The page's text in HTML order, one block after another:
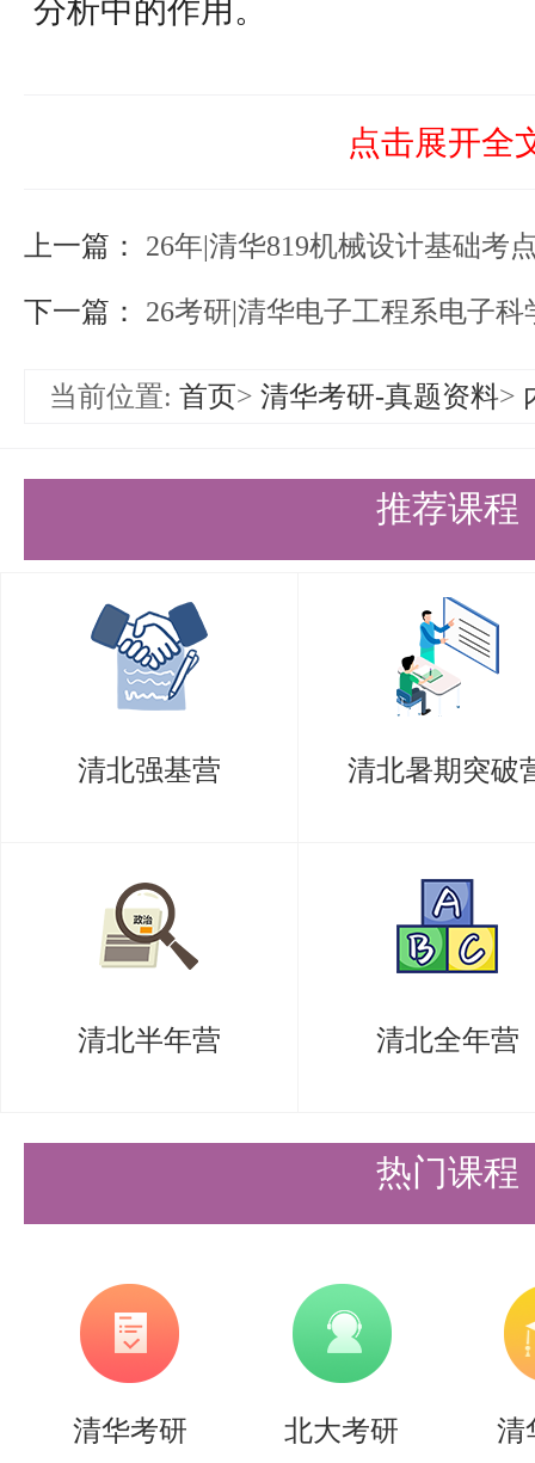
分析中的作用。
极点分析系统时域和频域特性的
1. 矢量分析与场论
矢量概念与运算：掌握矢量的基
义、性质及恒等式。
积分定理。
正交曲线坐标系与场的唯一性定
（如直角坐标、柱坐标、球坐标
2. 电磁场的基本规律
本规律。
电流与磁场：理解电荷守恒定律
流与磁场的基本规律。
电流（麦克斯韦-安培定律）及麦
3. 静电场与静磁场
电势与电势的微分方程：掌握电
微分方程。
点击展开全
上一篇： 26年|清华819机械设计基础考
下一篇： 26考研|清华电子工程系电子
当前位置: 首页> 清华考研-真题资料>
推荐课程
清北强基营 清北暑期突破
清北半年营 清北全年营
热门课程
清华考研 北大考研 清